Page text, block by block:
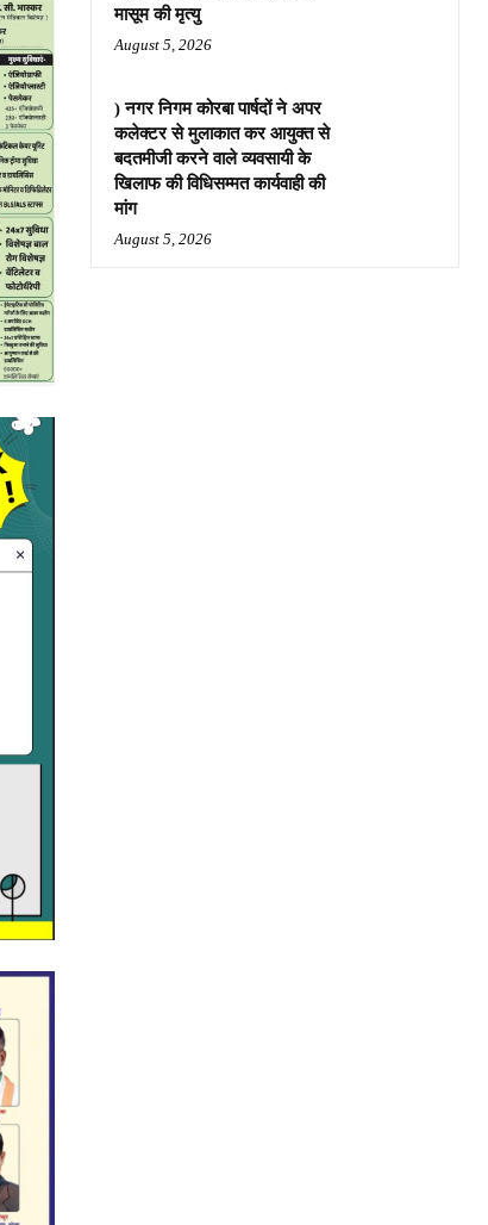
मासूम की मृत्यु
August 5, 2026
) नगर निगम कोरबा पार्षदों ने अपर
कलेक्टर से मुलाकात कर आयुक्त से
बदतमीजी करने वाले व्यवसायी के
खिलाफ की विधिसम्मत कार्यवाही की
मांग
August 5, 2026